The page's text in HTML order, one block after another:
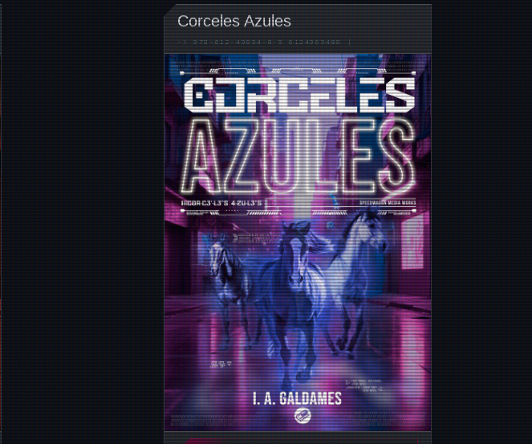
Corceles Azules
->978-612-49694-0-9 6124969408 |